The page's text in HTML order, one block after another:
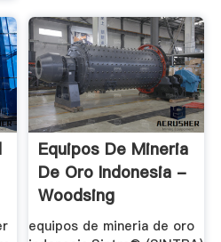
Equipos De Mineria
De Oro Indonesia -
Woodsing
equipos de mineria de oro